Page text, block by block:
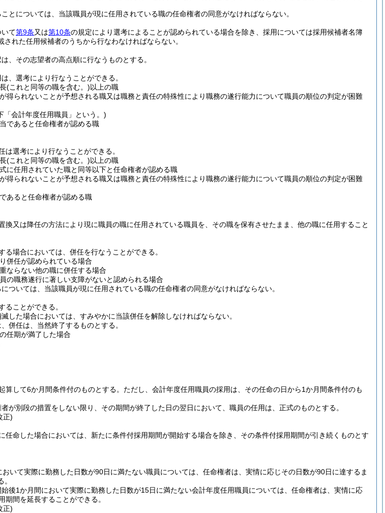
とについては、当該職員が現に任用されている職の任命権者の同意がなければならない。
て第9条又は第10条の規定により選考によることが認められている場合を除き、採用については採用候補者名簿
れた任用候補者のうちから行なわなければならない。
、その志望者の高点順に行なうものとする。
、選考により行なうことができる。
(これと同等の職を含む。)以上の職
得られないことが予想される職又は職務と責任の特殊性により職務の遂行能力について職員の順位の判定が困難
「会計年度任用職員」という。)
であると任命権者が認める職
は選考により行なうことができる。
(これと同等の職を含む。)以上の職
に任用されていた職と同等以下と任命権者が認める職
得られないことが予想される職又は職務と責任の特殊性により職務の遂行能力について職員の順位の判定が困難
あると任命権者が認める職
換又は降任の方法により現に職員の職に任用されている職員を、その職を保有させたまま、他の職に任用すること
る場合においては、併任を行なうことができる。
併任が認められている場合
ならない他の職に併任する場合
の職務遂行に著しい支障がないと認められる場合
ついては、当該職員が現に任用されている職の任命権者の同意がなければならない。
ることができる。
した場合においては、すみやかに当該併任を解除しなければならない。
併任は、当然終了するものとする。
任期が満了した場合
して6か月間条件付のものとする。 ただし、会計年度任用職員の採用は、その任命の日から1か月間条件付のも
が別段の措置をしない限り、その期間が終了した日の翌日において、職員の任用は、正式のものとする。
正)
任命した場合においては、新たに条件付採用期間が開始する場合を除き、その条件付採用期間が引き続くものとす
いて実際に勤務した日数が90日に満たない職員については、任命権者は、実情に応じその日数が90日に達するま
後1か月間において実際に勤務した日数が15日に満たない会計年度任用職員については、任命権者は、実情に応
期間を延長することができる。
正)